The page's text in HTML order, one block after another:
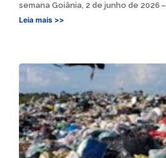
semana Goiânia, 2 de junho de 2026 –
Leia mais >>